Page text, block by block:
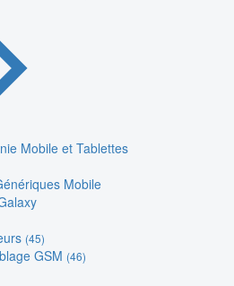
Mobile et Tablettes
Mobile
(45)
GSM (46)